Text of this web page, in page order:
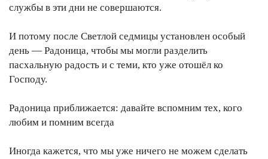
службы в эти дни не совершаются.
И потому после Светлой седмицы установлен особый
день — Радоница, чтобы мы могли разделить
пасхальную радость и с теми, кто уже отошёл ко
Господу.
Радоница приближается: давайте вспомним тех, кого
любим и помним всегда
Иногда кажется, что мы уже ничего не можем сделать